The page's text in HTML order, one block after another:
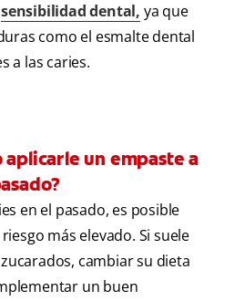
sensibilidad dental, ya que
como el esmalte dental
a las caries.
aplicarle un empaste a
en el pasado, es posible
más elevado. Si suele
cambiar su dieta
un buen